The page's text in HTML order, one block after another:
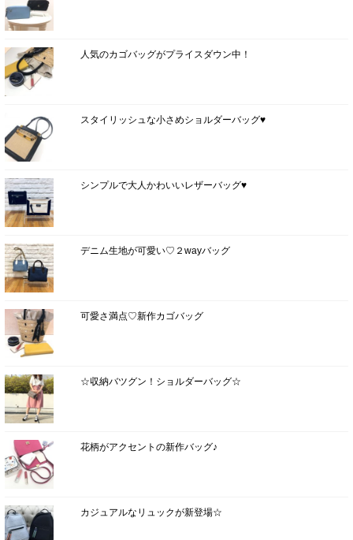
人気のカゴバッグがプライスダウン中！
スタイリッシュな小さめショルダーバッグ♥
シンプルで大人かわいいレザーバッグ♥
デニム生地が可愛い♡２wayバッグ
可愛さ満点♡新作カゴバッグ
☆収納バツグン！ショルダーバッグ☆
花柄がアクセントの新作バッグ♪
カジュアルなリュックが新登場☆